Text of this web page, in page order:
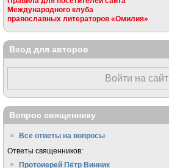
Международного клуба
православных литераторов «Омилия»
Вход для авторов
Войти на сайт
Вопрос священнику
Все ответы на вопросы
Ответы священников:
Протоиерей Пётр Винник